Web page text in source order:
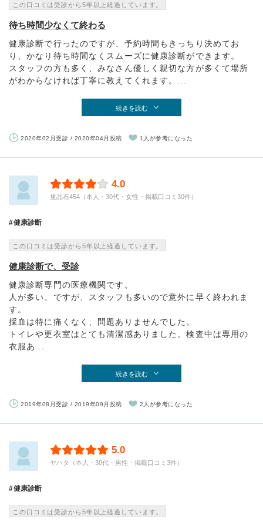
この口コミは受診から5年以上経過しています。
待ち時間少なくて終わる
健康診断で行ったのですが、予約時間もきっちり決めてお
り、かなり待ち時間なくスムーズに健康診断ができます。
スタッフの方も多く、みなさん優しく親切な方が多くて場所
がわからなければ丁寧に教えてくれます。...
続きを読む
2020年02月受診 / 2020年04月投稿 1人が参考になった
4.0
重晶石454（本人・30代・女性・掲載口コミ30件）
健康診断
この口コミは受診から5年以上経過しています。
健康診断で、受診
健康診断専門の医療機関です。
人が多い。ですが、スタッフも多いので意外に早く終われま
す。
採血は特に痛くなく、問題ありませんでした。
トイレや更衣室はとても清潔感ありました。検査中は専用の
衣服あ...
続きを読む
2019年08月受診 / 2019年09月投稿 2人が参考になった
5.0
ヤハタ（本人・30代・男性・掲載口コミ3件）
健康診断
この口コミは受診から5年以上経過しています。